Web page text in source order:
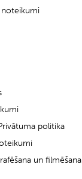
noteikumi
politika
un filmēšana